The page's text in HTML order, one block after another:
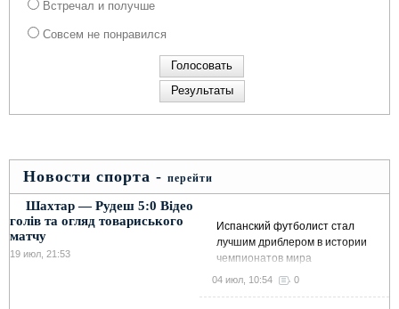
Встречал и получше
Совсем не понравился
Новости спорта - перейти
Шахтар — Рудеш 5:0 Відео
голів та огляд товариського
матчу
19 июл, 21:53
Испанский футболист стал
лучшим дриблером в истории
чемпионатов мира
04 июл, 10:54 0